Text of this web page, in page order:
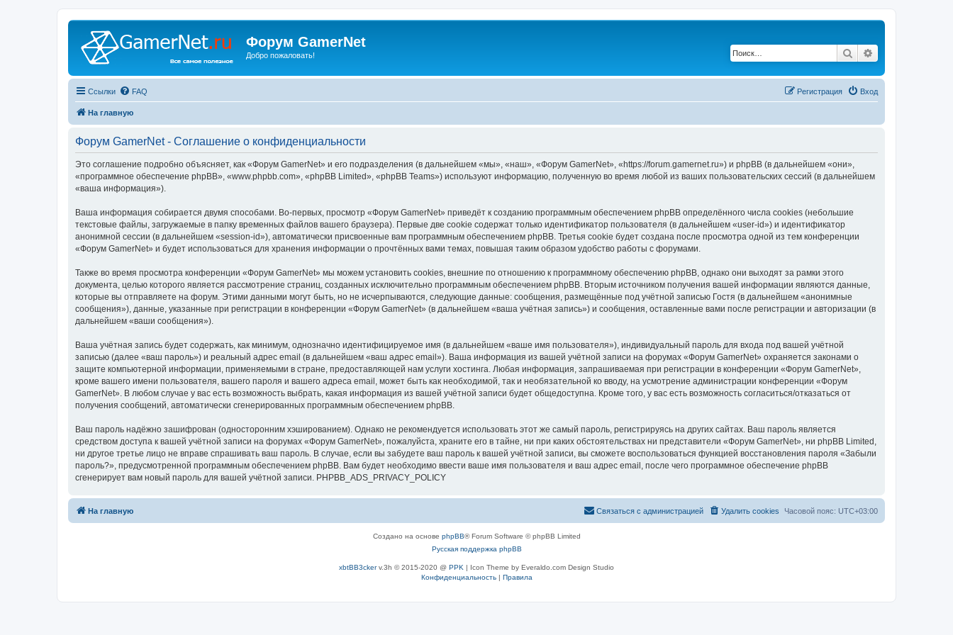
Форум GamerNet
Добро пожаловать! Поиск
Ссылки FAQ Вход
Регистрация
На главную
Форум GamerNet - Соглашение о конфиденциальности
Это соглашение подробно объясняет, как «Форум GamerNet» и его подразделения (в дальнейшем «мы», «наш», «Форум GamerNet», «https://forum.gamernet.ru») и phpBB (в дальнейшем «они»,
«программное обеспечение phpBB», «www.phpbb.com», «phpBB Limited», «phpBB Teams») используют информацию, полученную во время любой из ваших пользовательских сессий (в дальнейшем
«ваша информация»).
Ваша информация собирается двумя способами. Во-первых, просмотр «Форум GamerNet» приведёт к созданию программным обеспечением phpBB определённого числа cookies (небольшие
текстовые файлы, загружаемые в папку временных файлов вашего браузера). Первые две cookie содержат только идентификатор пользователя (в дальнейшем «user-id») и идентификатор
анонимной сессии (в дальнейшем «session-id»), автоматически присвоенные вам программным обеспечением phpBB. Третья cookie будет создана после просмотра одной из тем конференции
«Форум GamerNet» и будет использоваться для хранения информации о прочтённых вами темах, повышая таким образом удобство работы с форумами.
Также во время просмотра конференции «Форум GamerNet» мы можем установить cookies, внешние по отношению к программному обеспечению phpBB, однако они выходят за рамки этого
документа, целью которого является рассмотрение страниц, созданных исключительно программным обеспечением phpBB. Вторым источником получения вашей информации являются данные,
которые вы отправляете на форум. Этими данными могут быть, но не исчерпываются, следующие данные: сообщения, размещённые под учётной записью Гостя (в дальнейшем «анонимные
сообщения»), данные, указанные при регистрации в конференции «Форум GamerNet» (в дальнейшем «ваша учётная запись») и сообщения, оставленные вами после регистрации и авторизации (в
дальнейшем «ваши сообщения»).
Ваша учётная запись будет содержать, как минимум, однозначно идентифицируемое имя (в дальнейшем «ваше имя пользователя»), индивидуальный пароль для входа под вашей учётной
записью (далее «ваш пароль») и реальный адрес email (в дальнейшем «ваш адрес email»). Ваша информация из вашей учётной записи на форумах «Форум GamerNet» охраняется законами о
защите компьютерной информации, применяемыми в стране, предоставляющей нам услуги хостинга. Любая информация, запрашиваемая при регистрации в конференции «Форум GamerNet»,
кроме вашего имени пользователя, вашего пароля и вашего адреса email, может быть как необходимой, так и необязательной ко вводу, на усмотрение администрации конференции «Форум
GamerNet». В любом случае у вас есть возможность выбрать, какая информация из вашей учётной записи будет общедоступна. Кроме того, у вас есть возможность согласиться/отказаться от
получения сообщений, автоматически сгенерированных программным обеспечением phpBB.
Ваш пароль надёжно зашифрован (односторонним хэшированием). Однако не рекомендуется использовать этот же самый пароль, регистрируясь на других сайтах. Ваш пароль является
средством доступа к вашей учётной записи на форумах «Форум GamerNet», пожалуйста, храните его в тайне, ни при каких обстоятельствах ни представители «Форум GamerNet», ни phpBB Limited,
ни другое третье лицо не вправе спрашивать ваш пароль. В случае, если вы забудете ваш пароль к вашей учётной записи, вы сможете воспользоваться функцией восстановления пароля «Забыли
пароль?», предусмотренной программным обеспечением phpBB. Вам будет необходимо ввести ваше имя пользователя и ваш адрес email, после чего программное обеспечение phpBB
сгенерирует вам новый пароль для вашей учётной записи. PHPBB_ADS_PRIVACY_POLICY
На главную Часовой пояс: UTC+03:00
Удалить cookies
Связаться с администрацией
Создано на основе phpBB® Forum Software © phpBB Limited
Русская поддержка phpBB
xbtBB3ckerv.3h © 2015-2020 @ PPK | Icon Theme by Everaldo.com Design Studio
Конфиденциальность| Правила